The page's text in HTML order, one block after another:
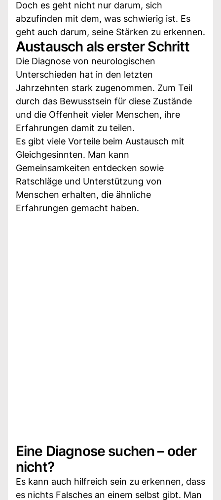
Doch es geht nicht nur darum, sich
abzufinden mit dem, was schwierig ist. Es
geht auch darum, seine Stärken zu erkennen.
Austausch als erster Schritt
Die Diagnose von neurologischen
Unterschieden hat in den letzten
Jahrzehnten stark zugenommen. Zum Teil
durch das Bewusstsein für diese Zustände
und die Offenheit vieler Menschen, ihre
Erfahrungen damit zu teilen.
Es gibt viele Vorteile beim Austausch mit
Gleichgesinnten. Man kann
Gemeinsamkeiten entdecken sowie
Ratschläge und Unterstützung von
Menschen erhalten, die ähnliche
Erfahrungen gemacht haben.
Eine Diagnose suchen – oder
nicht?
Es kann auch hilfreich sein zu erkennen, dass
es nichts Falsches an einem selbst gibt. Man